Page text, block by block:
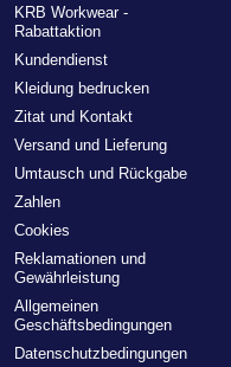
KRB Workwear -
Rabattaktion
Kundendienst
Kleidung bedrucken
Zitat und Kontakt
Versand und Lieferung
Umtausch und Rückgabe
Zahlen
Cookies
Reklamationen und
Gewährleistung
Allgemeinen
Geschäftsbedingungen
Datenschutzbedingungen